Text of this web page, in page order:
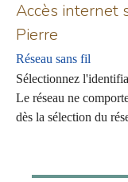
Accès internet
Pierre
Réseau sans fil
Sélectionnez
Le réseau ne
dès la sélection du